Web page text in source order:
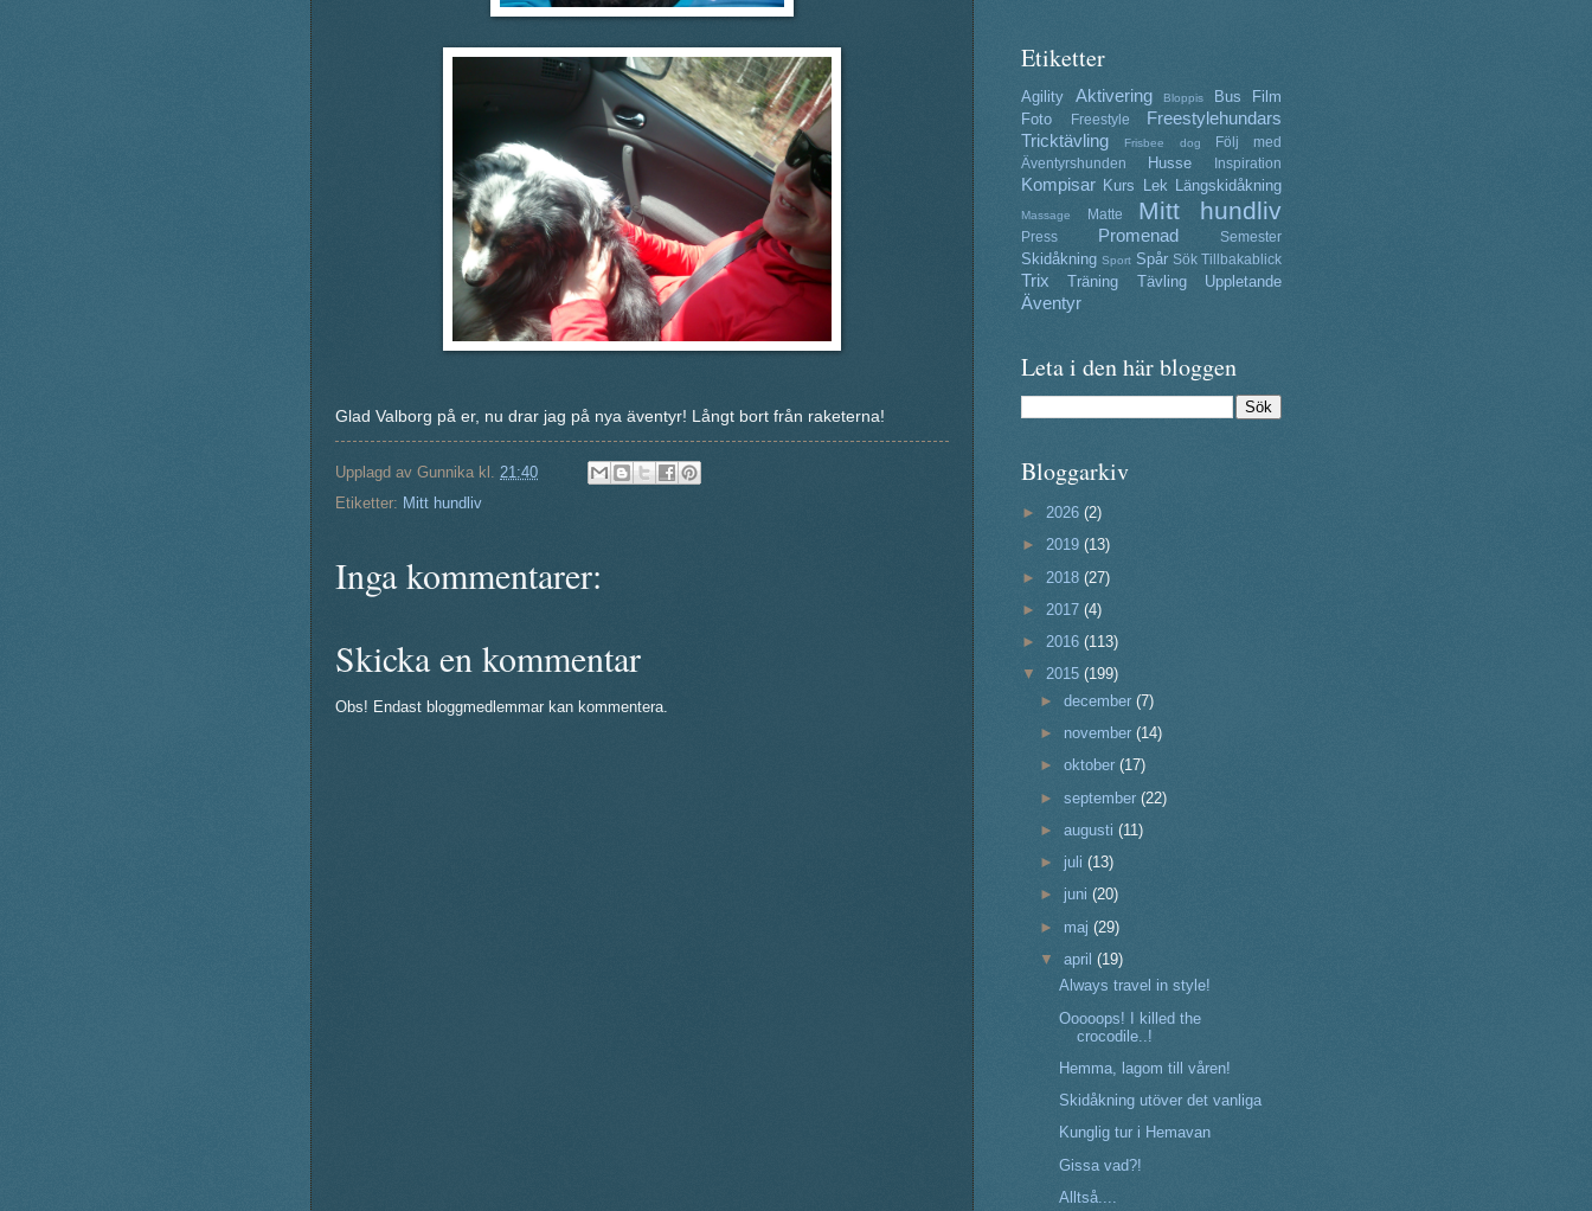
Glad Valborg på er, nu drar jag på nya äventyr! Långt bort från raketerna!
Upplagd av Gunnika kl. 21:40
Etiketter: Mitt hundliv
Inga kommentarer:
Skicka en kommentar
Obs! Endast bloggmedlemmar kan kommentera.
Etiketter
Agility Aktivering Bloppis Bus
Film
Foto
Freestyle
Freestylehundars
Tricktävling
Frisbee dog
Följ med
Äventyrshunden
Husse Inspiration
Kompisar Kurs Lek Längskidåkning
Massage Matte Mitt hundliv
Press Promenad Semester
Skidåkning Sport Spår Sök Tillbakablick
Trix Träning Tävling Uppletande
Äventyr
Leta i den här bloggen
Bloggarkiv
► 2026 (2)
► 2019 (13)
► 2018 (27)
► 2017 (4)
► 2016 (113)
▼ 2015 (199)
►december(7)
► november(14)
►oktober(17)
►september(22)
►augusti(11)
► juli(13)
► juni(20)
► maj(29)
▼april(19)
Always travel in style!
Ooooops! I killed the
crocodile..!
Hemma, lagom till våren!
Skidåkning utöver det vanliga
Kunglig tur i Hemavan
Gissa vad?!
Alltså....